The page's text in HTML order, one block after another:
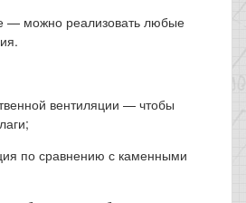
— можно реализовать любые
вентиляции — чтобы
по сравнению с каменными